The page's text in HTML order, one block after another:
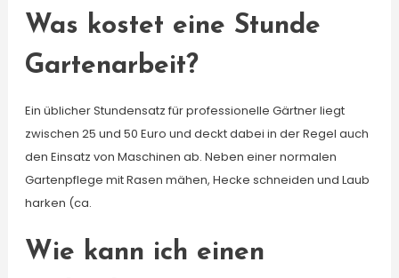
Was kostet eine Stunde
Gartenarbeit?
Ein üblicher Stundensatz für professionelle Gärtner liegt
zwischen 25 und 50 Euro und deckt dabei in der Regel auch
den Einsatz von Maschinen ab. Neben einer normalen
Gartenpflege mit Rasen mähen, Hecke schneiden und Laub
harken (ca.
Wie kann ich einen